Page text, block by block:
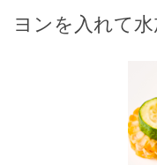
ヨンを入れて